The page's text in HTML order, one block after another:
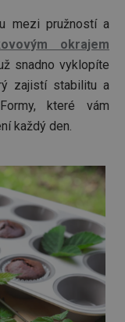
mezi pružností a
okrajem
snadno vyklopíte
zajistí stabilitu a
které vám
každý den.